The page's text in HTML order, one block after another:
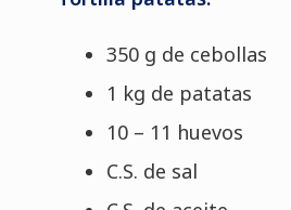
350 g de cebollas
1 kg de patatas
10 – 11 huevos
C.S. de sal